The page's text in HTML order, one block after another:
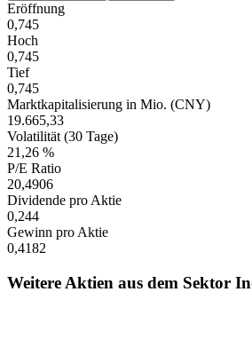
Eröffnung
0,745
Hoch
0,745
Tief
0,745
Marktkapitalisierung in Mio. (CNY)
19.665,33
Volatilität (30 Tage)
21,26 %
P/E Ratio
20,4906
Dividende pro Aktie
0,244
Gewinn pro Aktie
0,4182
Weitere Aktien aus dem Sektor